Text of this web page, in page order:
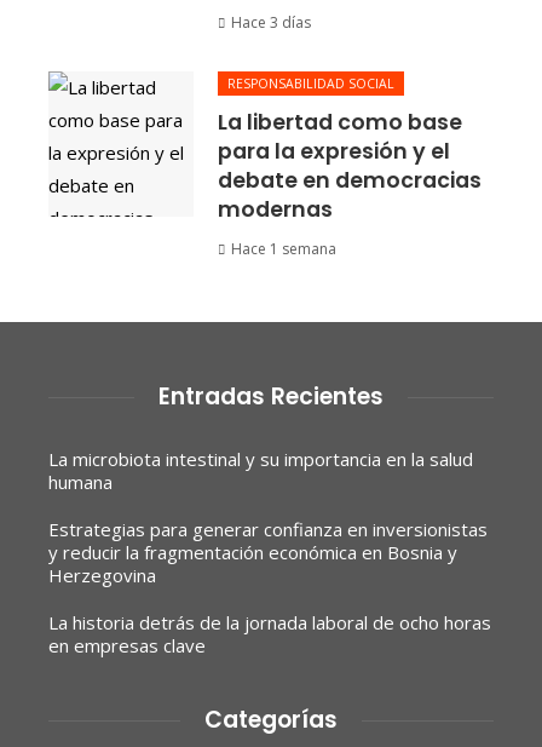
Hace 3 días
RESPONSABILIDAD SOCIAL
La libertad como base
para la expresión y el
debate en democracias
modernas
Hace 1 semana
Entradas Recientes
La microbiota intestinal y su importancia en la salud
humana
Estrategias para generar confianza en inversionistas
y reducir la fragmentación económica en Bosnia y
Herzegovina
La historia detrás de la jornada laboral de ocho horas
en empresas clave
Categorías